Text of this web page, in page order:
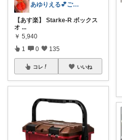
あゆりえる💕ご購入感謝感謝ですっ‼️
【あす楽】 Starke-R ボックス
オ ...
￥ 5,940
1 0 135
コレ いいね